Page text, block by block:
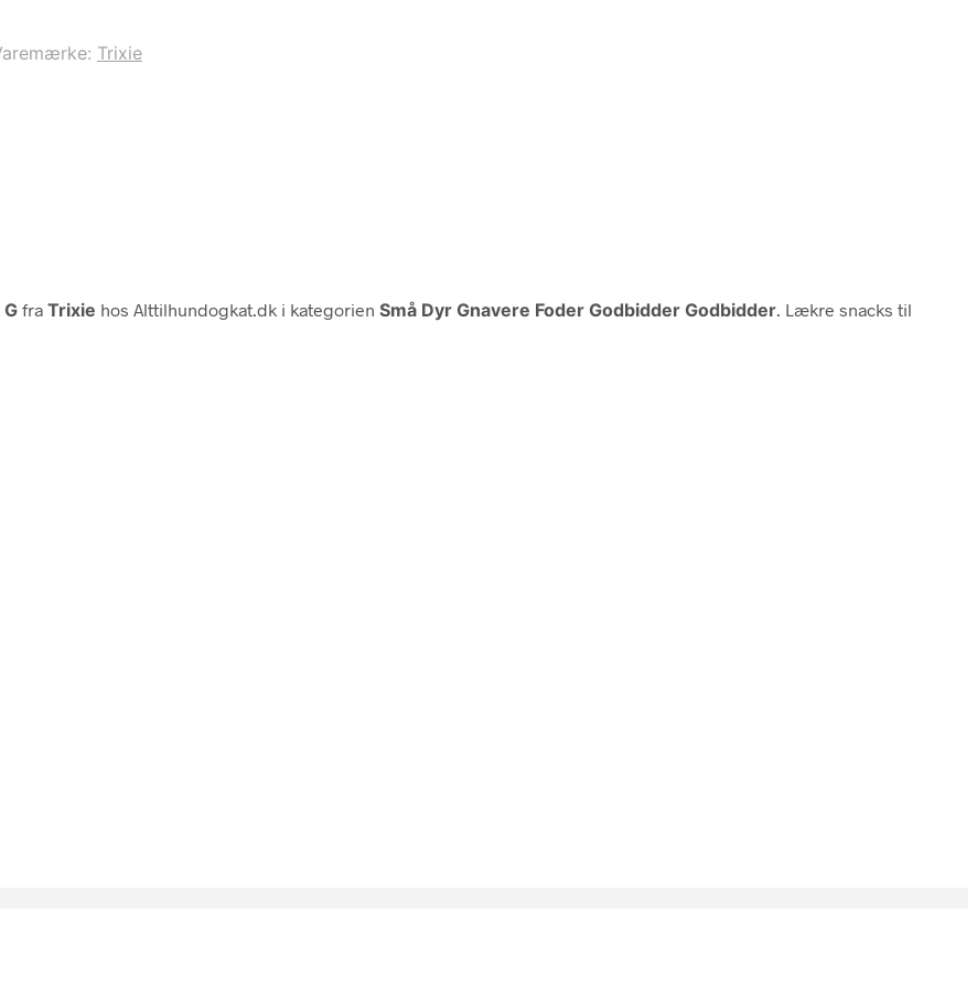
Trixie
fra Trixie hos Alttilhundogkat.dk i kategorien Små Dyr Gnavere Foder Godbidder Godbidder . Lækre snacks til